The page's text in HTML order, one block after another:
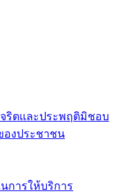
จริตและประพฤติมิชอบ
องประชาชน
การให้บริการ